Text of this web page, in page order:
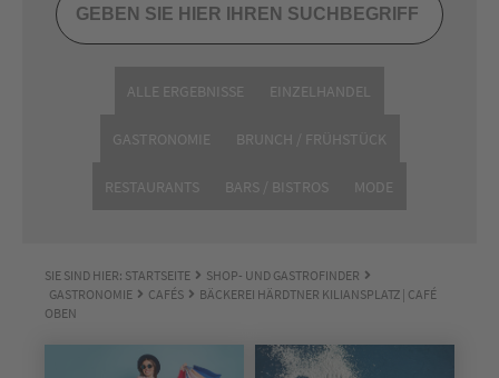
ALLE ERGEBNISSE EINZELHANDEL
GASTRONOMIE BRUNCH / FRÜHSTÜCK
RESTAURANTS BARS / BISTROS MODE
SIE SIND HIER: STARTSEITE
SHOP- UND GASTROFINDER
GASTRONOMIE
CAFÉS
BÄCKEREI HÄRDTNER KILIANSPLATZ | CAFÉ
OBEN